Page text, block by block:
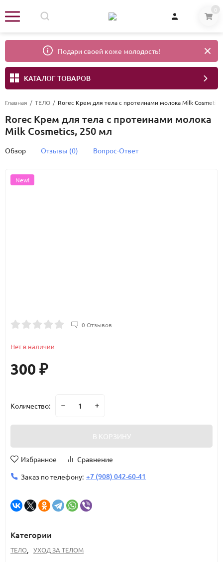
0
Подари своей коже молодость!
КАТАЛОГ ТОВАРОВ
Главная / ТЕЛО / Rorec Крем для тела с протеинами молока Milk
Rorec Крем для тела с протеинами молока
Milk Cosmetics, 250 мл
Обзор Отзывы (0) Вопрос-Ответ
New!
0 Отзывов
Нет в наличии
300 ₽
Количество:
В КОРЗИНУ
Избранное
Сравнение
Заказ по телефону: +7 (908) 042-60-41
Категории
ТЕЛО, УХОД ЗА ТЕЛОМ